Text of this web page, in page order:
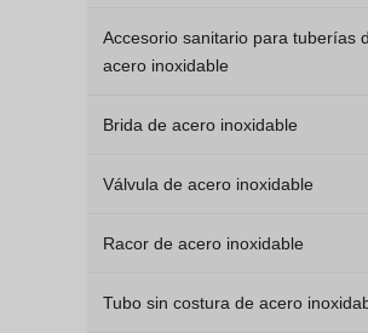
Accesorio sanitario para tuberías
acero inoxidable
Brida de acero inoxidable
Válvula de acero inoxidable
Racor de acero inoxidable
Tubo sin costura de acero